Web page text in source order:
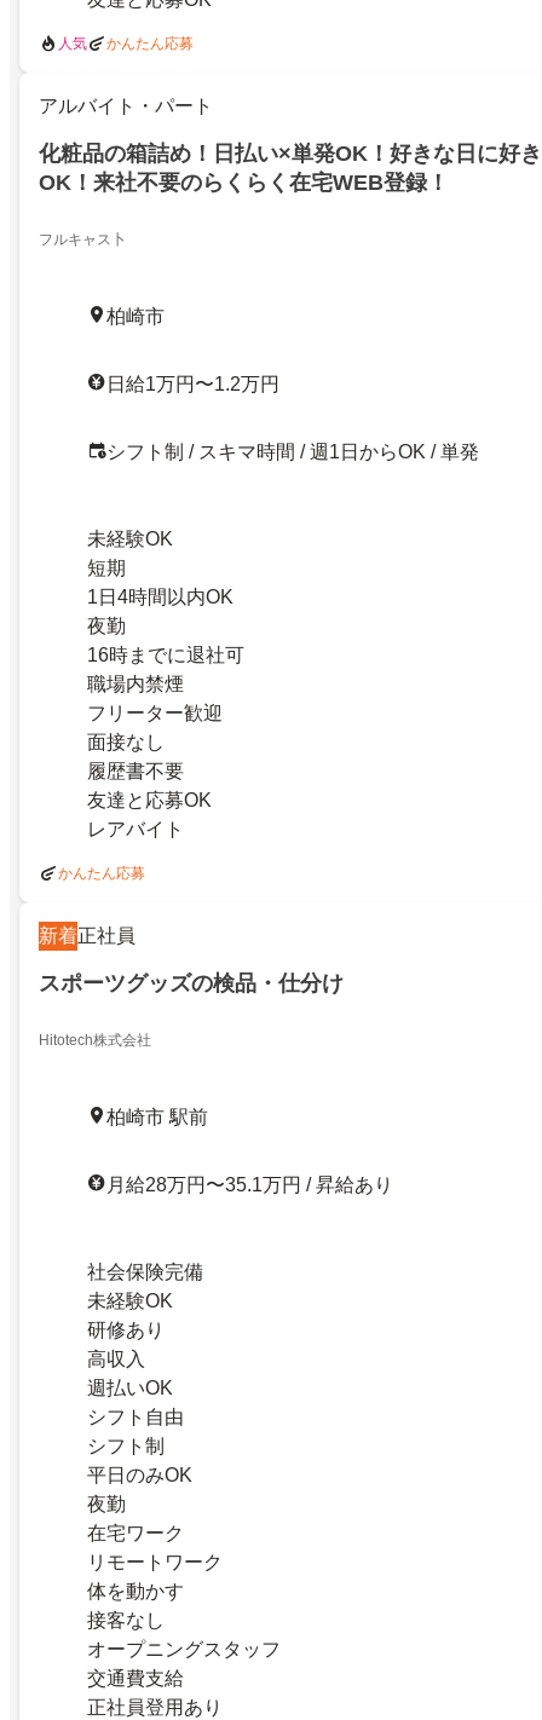
人気 かんたん応募
アルバイト・パート
化粧品の箱詰め！日払い×単発OK！好きな日に好
OK！来社不要のらくらく在宅WEB登録！
フルキャス卜
柏崎市
日給1万円〜1.2万円
シフト制 / スキマ時間 / 週1日からOK / 単発
未経験OK
短期
1日4時間以内OK
夜勤
16時までに退社可
職場内禁煙
フリーター歓迎
面接なし
履歴書不要
友達と応募OK
レアバイト
かんたん応募
新着正社員
スポーツグッズの検品・仕分け
Hitotech株式会社
柏崎市 駅前
月給28万円〜35.1万円 / 昇給あり
社会保険完備
未経験OK
研修あり
高収入
週払いOK
シフト自由
シフト制
平日のみOK
夜勤
在宅ワーク
リモートワーク
体を動かす
接客なし
オープニングスタッフ
交通費支給
正社員登用あり